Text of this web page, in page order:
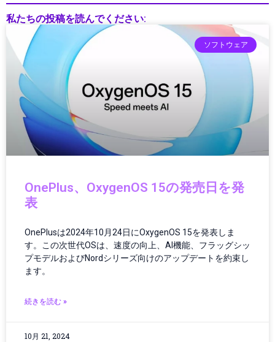
Xiaomi（シャオミ）
XRデバイス
アウトドアガジェット
アクションゲーム
アクセサリー
アニメ・マンガ
イヤホン・ヘッドホン
インターネット
インターネット・IT
インターネットトレンド
インド
インフラ
インフラDX
インフラテック
インフラ建設
インフラ更新
私たちの投稿を読んでください:
ソフトウェア
OnePlus、OxygenOS 15の発売日を発
表
OnePlusは2024年10月24日にOxygenOS 15を発表しま
す。この次世代OSは、速度の向上、AI機能、フラッグシッ
プモデルおよびNordシリーズ向けのアップデートを約束し
ます。
続きを読む »
10月 21, 2024